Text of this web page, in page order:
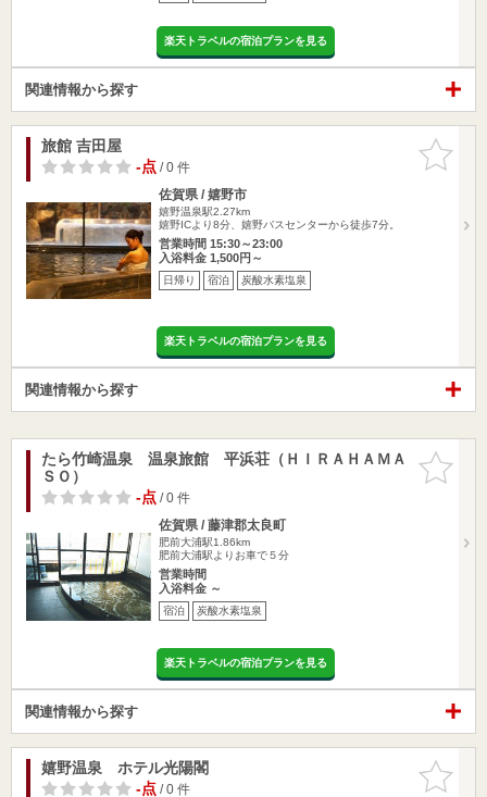
楽天トラベルの宿泊プランを見る
関連情報から探す
お気に入
りに追加
旅館 吉田屋
-点/ 0 件
佐賀県 / 嬉野市
嬉野温泉駅2.27km
嬉野ICより8分、嬉野バスセンターから徒歩7分。
営業時間 15:30～23:00
入浴料金 1,500円～
日帰り 宿泊 炭酸水素塩泉
楽天トラベルの宿泊プランを見る
関連情報から探す
お気に入
りに追加
たら竹崎温泉 温泉旅館 平浜荘（ＨＩＲＡＨＡＭＡ
ＳＯ）
-点/ 0 件
佐賀県 / 藤津郡太良町
肥前大浦駅1.86km
肥前大浦駅よりお車で５分
営業時間
入浴料金 ～
宿泊 炭酸水素塩泉
楽天トラベルの宿泊プランを見る
関連情報から探す
お気に入
りに追加
嬉野温泉 ホテル光陽閣
-点/ 0 件